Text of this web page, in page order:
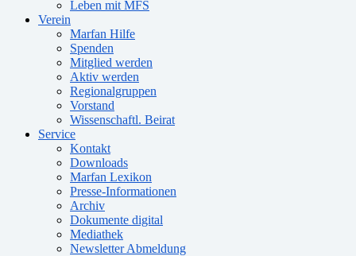
Leben mit MFS
Verein
Marfan Hilfe
Spenden
Mitglied werden
Aktiv werden
Regionalgruppen
Vorstand
Wissenschaftl. Beirat
Service
Kontakt
Downloads
Marfan Lexikon
Presse-Informationen
Archiv
Dokumente digital
Mediathek
Newsletter Abmeldung